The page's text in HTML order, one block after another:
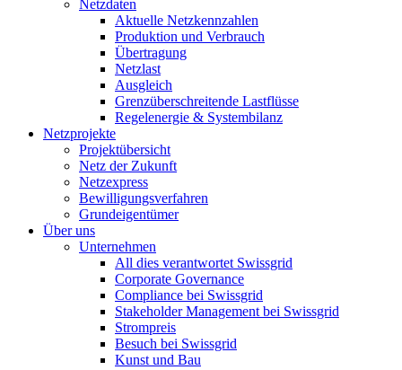
Netzdaten
Aktuelle Netzkennzahlen
Produktion und Verbrauch
Übertragung
Netzlast
Ausgleich
Grenzüberschreitende Lastflüsse
Regelenergie & Systembilanz
Netzprojekte
Projektübersicht
Netz der Zukunft
Netzexpress
Bewilligungsverfahren
Grundeigentümer
Über uns
Unternehmen
All dies verantwortet Swissgrid
Corporate Governance
Compliance bei Swissgrid
Stakeholder Management bei Swissgrid
Strompreis
Besuch bei Swissgrid
Kunst und Bau